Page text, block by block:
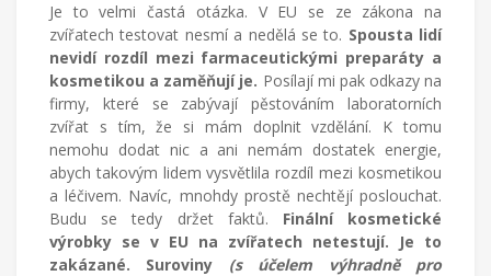
Je to velmi častá otázka. V EU se ze zákona na
zvířatech testovat nesmí a nedělá se to. Spousta lidí
nevidí rozdíl mezi farmaceutickými preparáty a
kosmetikou a zaměňují je. Posílají mi pak odkazy na
firmy, které se zabývají pěstováním laboratorních
zvířat s tím, že si mám doplnit vzdělání. K tomu
nemohu dodat nic a ani nemám dostatek energie,
abych takovým lidem vysvětlila rozdíl mezi kosmetikou
a léčivem. Navíc, mnohdy prostě nechtějí poslouchat.
Budu se tedy držet faktů. Finální kosmetické
výrobky se v EU na zvířatech netestují. Je to
zakázané. Suroviny (s účelem výhradně pro